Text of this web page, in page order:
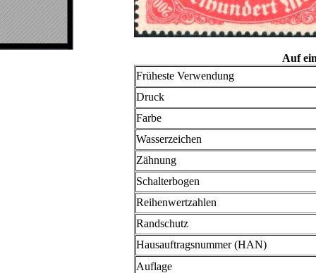
Auf
Früheste Verwendung
Druck
Farbe
Wasserzeichen
Zähnung
Schalterbogen
Reihenwertzahlen
Randschutz
Hausauftragsnummer (HAN)
Auflage